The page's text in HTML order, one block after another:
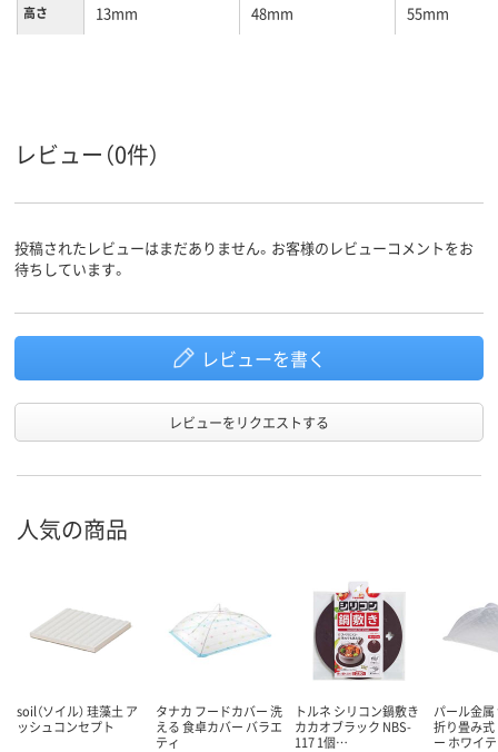
高さ 13mm 48mm 55mm
レビュー（0件）
投稿されたレビューはまだありません。お客様のレビューコメントをお
待ちしています。
レビューを書く
レビューをリクエストする
人気の商品
soil（ソイル） 珪藻土 ア
ッシュコンセプト
タナカ フードカバー 洗
える 食卓カバー バラエ
ティ
トルネ シリコン鍋敷き
カカオブラック NBS-
117 1個…
パール金
折り畳み
ー ホワイ